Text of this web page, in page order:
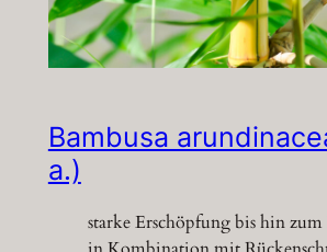
Bambusa
a.)
starke Erschöpfung bis hin